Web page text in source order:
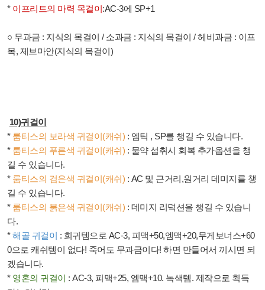
* 이프리트의 마력 목걸이:AC-3에 SP+1
○ 무과금 : 지식의 목걸이 / 소과금 : 지식의 목걸이 /헤비과금 : 이프
목, 제브마안(지식의 목걸이)
10)귀걸이
* 룸티스의 보라색 귀걸이(캐쉬) : 엠틱 , SP를 챙길 수 있습니다.
* 룸티스의 푸른색 귀걸이(캐쉬) : 물약 섭취시 회복 추가옵션을 챙
길 수 있습니다.
* 룸티스의 검은색 귀걸이(캐쉬) : AC 및 근거리,원거리 데미지를 챙
길 수 있습니다.
* 룸티스의 붉은색 귀걸이(캐쉬) : 데미지 리덕션을 챙길 수 있습니
다.
*해골 귀걸이 : 희귀템으로 AC-3, 피맥+50,엠맥+20,무게보너스+60
0으로 캐쉬템이 없다! 죽어도 무과금이다! 하면 만들어서 끼시면 되
겠습니다.
* 영혼의 귀걸이 : AC-3, 피맥+25, 엠맥+10. 녹색템. 제작으로 획득